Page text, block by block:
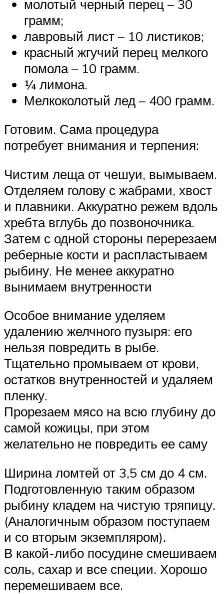
молотый черный перец – 30
грамм;
лавровый лист – 10 листиков;
красный жгучий перец мелкого
помола – 10 грамм.
¼ лимона.
Мелкоколотый лед – 400 грамм.
Готовим. Сама процедура
потребует внимания и терпения:
Чистим леща от чешуи, вымываем.
Отделяем голову с жабрами, хвост
и плавники. Аккуратно режем вдоль
хребта вглубь до позвоночника.
Затем с одной стороны перерезаем
реберные кости и распластываем
рыбину. Не менее аккуратно
вынимаем внутренности
Особое внимание уделяем
удалению желчного пузыря: его
нельзя повредить в рыбе.
Тщательно промываем от крови,
остатков внутренностей и удаляем
пленку.
Прорезаем мясо на всю глубину до
самой кожицы, при этом
желательно не повредить ее саму
Ширина ломтей от 3,5 см до 4 см.
Подготовленную таким образом
рыбину кладем на чистую тряпицу.
(Аналогичным образом поступаем
и со вторым экземпляром).
В какой-либо посудине смешиваем
соль, сахар и все специи. Хорошо
перемешиваем все.